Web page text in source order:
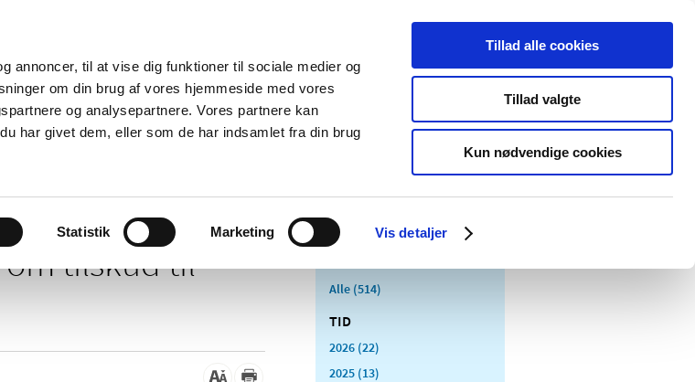
annoncer, til at vise dig funktioner til sociale medier og
om din brug af vores hjemmeside med vores
og analysepartnere. Vores partnere kan
har givet dem, eller som de har indsamlet fra din brug
Statistik Marketing Vis detaljer
Tillad alle cookies
Tillad valgte
Kun nødvendige cookies
Nyheder Om os Kontakt Udgivelser
Tilskud og
Apoteker og salg af
Medicinsk
Særlige
produktområder
tilskud til
Alle (514)
TID
2026 (22)
2025 (13)